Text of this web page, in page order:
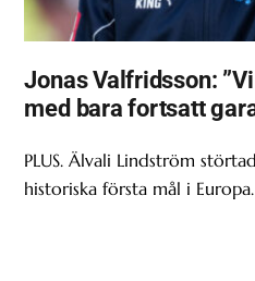
Jonas Valfridsson:
med bara fortsatt
PLUS. Älvali Lindström
historiska första mål i Europa.